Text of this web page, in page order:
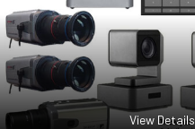
View Details